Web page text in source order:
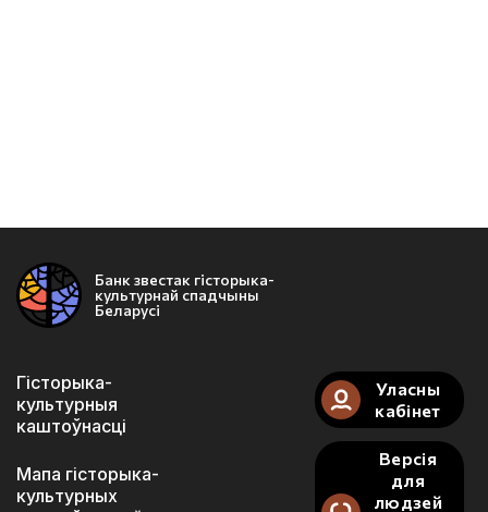
Банк звестак гісторыка-
культурнай спадчыны
Беларусі
Гісторыка-
культурныя
каштоўнасці
Мапа гісторыка-
культурных
Уласны
кабінет
Версія
для
людзей